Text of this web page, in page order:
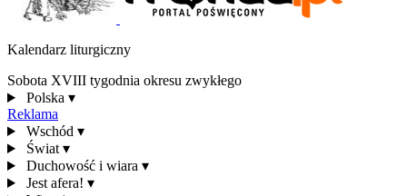
Kalendarz liturgiczny
Sobota XVIII tygodnia okresu zwykłego
Polska ▾
Reklama
Wschód ▾
Świat ▾
Duchowość i wiara ▾
Jest afera! ▾